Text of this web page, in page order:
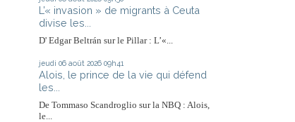
L’« invasion » de migrants à Ceuta
divise les...
D' Edgar Beltrán sur le Pillar : L’«...
jeudi 06 août 2026 09h41
Alois, le prince de la vie qui défend
les...
De Tommaso Scandroglio sur la NBQ : Alois,
le...